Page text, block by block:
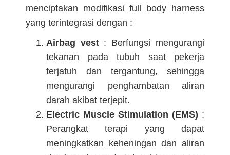
menciptakan modifikasi full body harness
yang terintegrasi dengan :
Airbag vest : Berfungsi mengurangi
tekanan pada tubuh saat pekerja
terjatuh dan tergantung, sehingga
mengurangi penghambatan aliran
darah akibat terjepit.
Electric Muscle Stimulation (EMS) :
Perangkat terapi yang dapat
meningkatkan keheningan dan aliran